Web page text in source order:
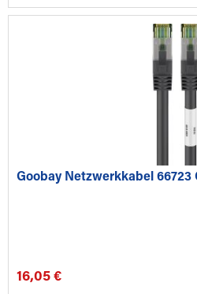
Goobay Netzwerkkabel 66723
16,05 €